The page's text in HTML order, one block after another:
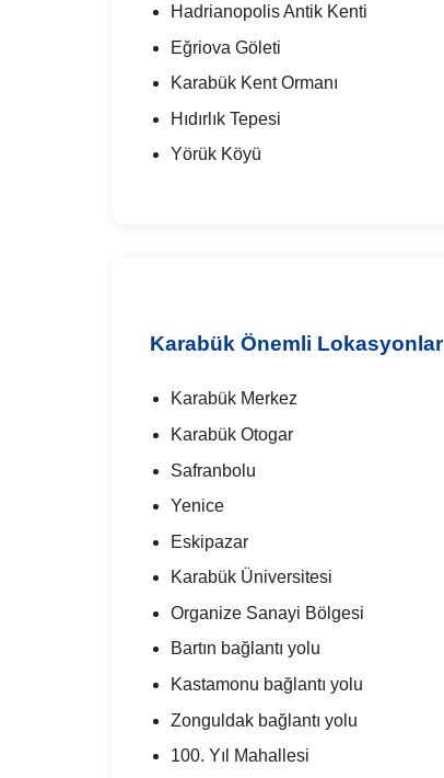
Hadrianopolis Antik Kenti
Eğriova Göleti
Karabük Kent Ormanı
Hıdırlık Tepesi
Yörük Köyü
Karabük Önemli Lokasyonlar
Karabük Merkez
Karabük Otogar
Safranbolu
Yenice
Eskipazar
Karabük Üniversitesi
Organize Sanayi Bölgesi
Bartın bağlantı yolu
Kastamonu bağlantı yolu
Zonguldak bağlantı yolu
100. Yıl Mahallesi